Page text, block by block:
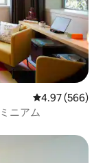
レビュー566
4.97 (566)
ニアム